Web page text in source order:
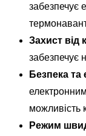
забезпечує
Захист від
забезпечує
Безпека та
можливість
Режим